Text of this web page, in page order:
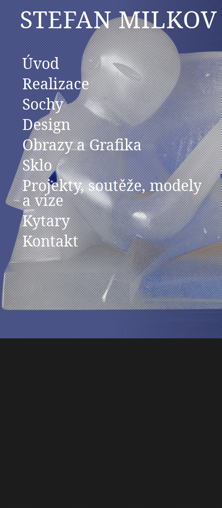
STEFAN MILKOV
Úvod
Realizace
Sochy
Design
Obrazy a Grafika
Sklo
Projekty, soutěže, modely
a vize
Kytary
Kontakt